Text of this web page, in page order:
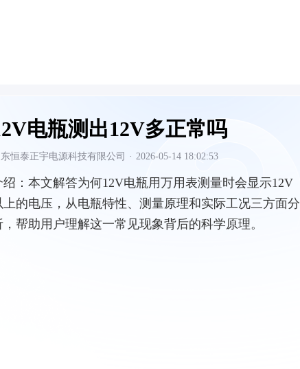
电瓶测出12V多正常吗
恒泰正宇电源科技有限公司 · 2026-05-14 18:02:53
： 本文解答为何12V电瓶用万用表测量时会显示12V
上的电压，从电瓶特性、测量原理和实际工况三方面分
，帮助用户理解这一常见现象背后的科学原理。